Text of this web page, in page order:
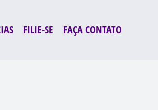
FILIE-SE FAÇA CONTATO